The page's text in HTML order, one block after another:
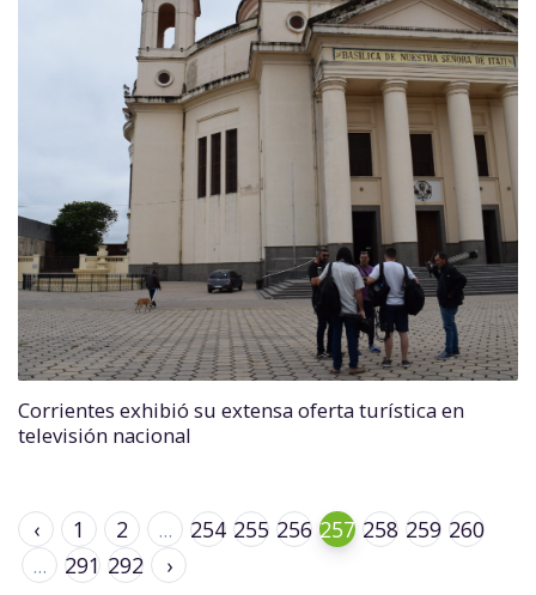
Corrientes exhibió su extensa oferta turística en
televisión nacional
‹ 1 2 ... 254 255 256 257 258 259 260
...
291 292 ›